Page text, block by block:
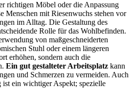
richtigen Möbel oder die Anpassung
Menschen mit Riesenwuchs stehen vor
im Alltag. Die Gestaltung des
Rolle für das Wohlbefinden.
von maßgeschneiderten
Stuhl oder einem längeren
erhöhen, sondern auch die
Ein gut gestalteter Arbeitsplatz kann
und Schmerzen zu vermeiden. Auch
ein wichtiger Aspekt; spezielle